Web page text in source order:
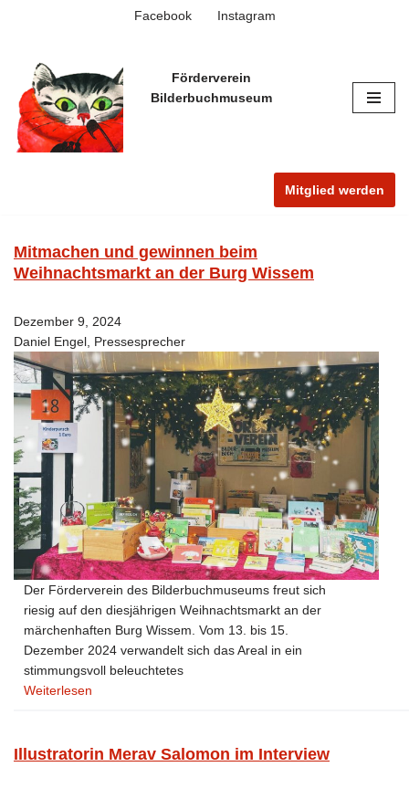
Inhalt
springen
Facebook Instagram
Förderverein
Bilderbuchmuseum
Mitglied werden
Mitmachen und gewinnen beim
Weihnachtsmarkt an der Burg Wissem
Dezember 9, 2024
Daniel Engel, Pressesprecher
Der Förderverein des Bilderbuchmuseums freut sich
riesig auf den diesjährigen Weihnachtsmarkt an der
märchenhaften Burg Wissem. Vom 13. bis 15.
Dezember 2024 verwandelt sich das Areal in ein
stimmungsvoll beleuchtetes
Weiterlesen
Illustratorin Merav Salomon im Interview